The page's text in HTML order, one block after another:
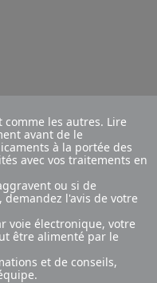
les autres. Lire
avant de le
à la portée des
avec vos traitements en
ou si de
l'avis de votre
voie électronique, votre
être alimenté par le
et de conseils,